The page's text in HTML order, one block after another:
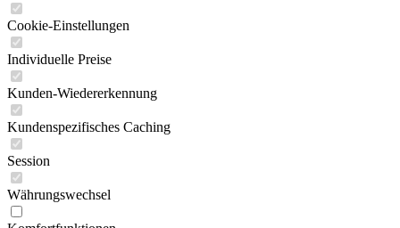
Cookie-Einstellungen
Individuelle Preise
Kunden-Wiedererkennung
Kundenspezifisches Caching
Session
Währungswechsel